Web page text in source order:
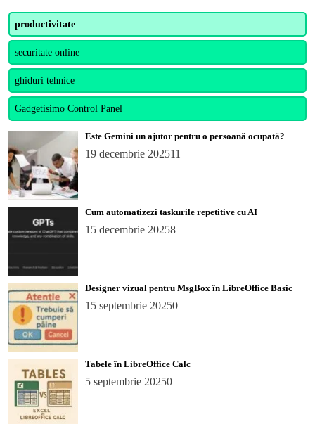
productivitate
securitate online
ghiduri tehnice
Gadgetisimo Control Panel
Este Gemini un ajutor pentru o persoană ocupată?
19 decembrie 202511
Cum automatizezi taskurile repetitive cu AI
15 decembrie 20258
Designer vizual pentru MsgBox în LibreOffice Basic
15 septembrie 20250
Tabele în LibreOffice Calc
5 septembrie 20250